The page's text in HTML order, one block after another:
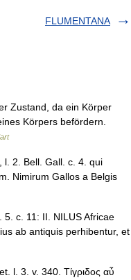
FLUMENTANA
Zustand, da ein Körper
Körpers befördern.
2. Bell. Gall. c. 4. qui
Nimirum Gallos a Belgis
c. 11: II. NILUS Africae
ab antiquis perhibentur, et
l. 3. v. 340. Τίγριδος αὖ